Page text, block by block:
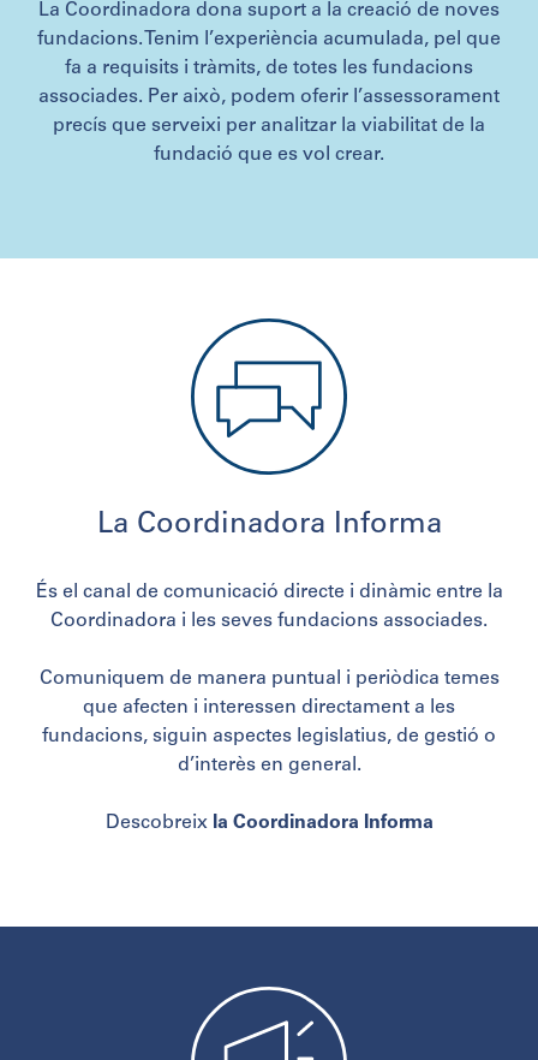
La Coordinadora dona suport a la creació de noves
fundacions. Tenim l’experiència acumulada, pel que
fa a requisits i tràmits, de totes les fundacions
associades. Per això, podem oferir l’assessorament
precís que serveixi per analitzar la viabilitat de la
fundació que es vol crear.
La Coordinadora Informa
És el canal de comunicació directe i dinàmic entre la
Coordinadora i les seves fundacions associades.
Comuniquem de manera puntual i periòdica temes
que afecten i interessen directament a les
fundacions, siguin aspectes legislatius, de gestió o
d’interès en general.
Descobreix la Coordinadora Informa